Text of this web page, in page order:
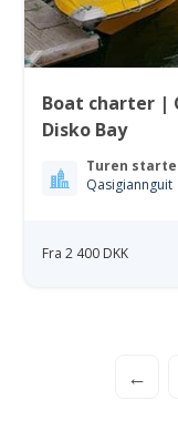
Boat charter |
Disko Bay
Turen
Qasigiannguit
Fra 2 400 DKK
←